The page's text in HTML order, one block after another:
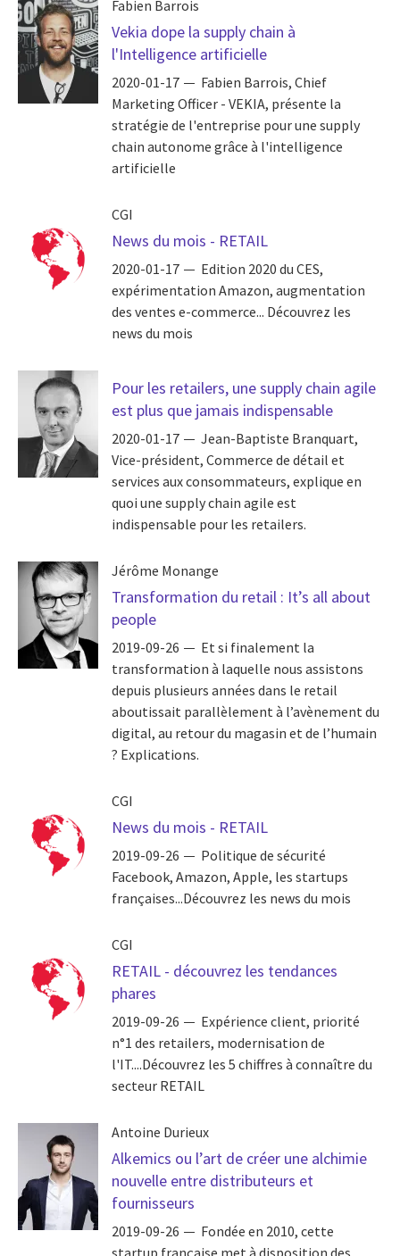
Fabien Barrois
Vekia dope la supply chain à
l'Intelligence artificielle
2020-01-17
Fabien Barrois, Chief
Marketing Officer - VEKIA, présente la
stratégie de l'entreprise pour une supply
chain autonome grâce à l'intelligence
artificielle
CGI
News du mois - RETAIL
2020-01-17
Edition 2020 du CES,
expérimentation Amazon, augmentation
des ventes e-commerce... Découvrez les
news du mois
Pour les retailers, une supply chain agile
est plus que jamais indispensable
2020-01-17
Jean-Baptiste Branquart,
Vice-président, Commerce de détail et
services aux consommateurs, explique en
quoi une supply chain agile est
indispensable pour les retailers.
Jérôme Monange
Transformation du retail : It’s all about
people
2019-09-26
Et si finalement la
transformation à laquelle nous assistons
depuis plusieurs années dans le retail
aboutissait parallèlement à l’avènement du
digital, au retour du magasin et de l’humain
? Explications.
CGI
News du mois - RETAIL
2019-09-26
Politique de sécurité
Facebook, Amazon, Apple, les startups
françaises...Découvrez les news du mois
CGI
RETAIL - découvrez les tendances
phares
2019-09-26
Expérience client, priorité
n°1 des retailers, modernisation de
l'IT....Découvrez les 5 chiffres à connaître du
secteur RETAIL
Antoine Durieux
Alkemics ou l’art de créer une alchimie
nouvelle entre distributeurs et
fournisseurs
2019-09-26
Fondée en 2010, cette
startup française met à disposition des